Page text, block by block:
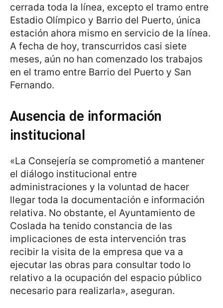
cerrada toda la línea, excepto el tramo entre
Estadio Olímpico y Barrio del Puerto, única
estación ahora mismo en servicio de la línea.
A fecha de hoy, transcurridos casi siete
meses, aún no han comenzado los trabajos
en el tramo entre Barrio del Puerto y San
Fernando.
Ausencia de información
institucional
«La Consejería se comprometió a mantener
el diálogo institucional entre
administraciones y la voluntad de hacer
llegar toda la documentación e información
relativa. No obstante, el Ayuntamiento de
Coslada ha tenido constancia de las
implicaciones de esta intervención tras
recibir la visita de la empresa que va a
ejecutar las obras para consultar todo lo
relativo a la ocupación del espacio público
necesario para realizarla», aseguran.